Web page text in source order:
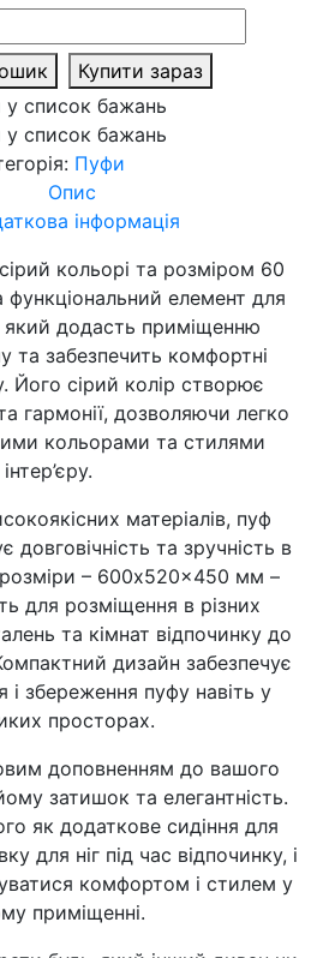
Купити зараз
список бажань
список бажань
Пуфи
Опис
інформація
кольорі та розміром 60
елемент для
який додасть приміщенню
та забезпечить комфортні
Його сірий колір створює
гармонії, дозволяючи легко
кольорами та стилями
інтер’єру.
матеріалів, пуф
довговічність та зручність в
розміри – 600x520x450 мм –
для розміщення в різних
та кімнат відпочинку до
дизайн забезпечує
і збереження пуфу навіть у
просторах.
доповненням до вашого
затишок та елегантність.
як додаткове сидіння для
для ніг під час відпочинку, і
комфортом і стилем у
приміщенні.